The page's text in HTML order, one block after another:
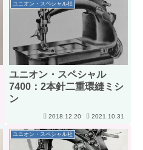
ユニオン・スペシャル社
ユニオン・スペシャル
7400：2本針二重環縫ミシ
ン
2018.12.20 2021.10.31
ユニオン・スペシャル社